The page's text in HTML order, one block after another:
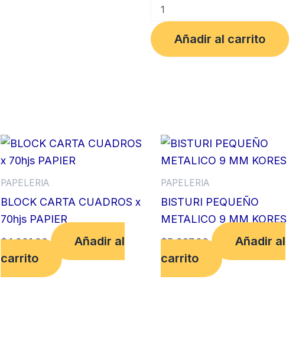
57X10
TERMICO
UE
192
Añadir al carrito
PAPELERIA
BLOCK CARTA CUADROS x
70hjs PAPIER
$4,001.00
Añadir al
carrito
PAPELERIA
BISTURI PEQUEÑO
METALICO 9 MM KORES
$5,927.00
Añadir al
carrito